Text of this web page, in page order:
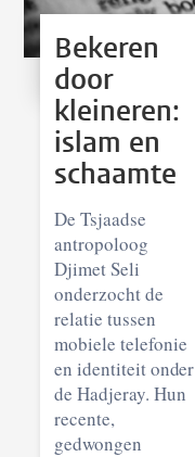
Bekeren
door
kleineren:
islam en
schaamte
De Tsjaadse
antropoloog
Djimet Seli
onderzocht de
relatie tussen
mobiele telefonie
en identiteit onder
de Hadjeray. Hun
recente,
gedwongen